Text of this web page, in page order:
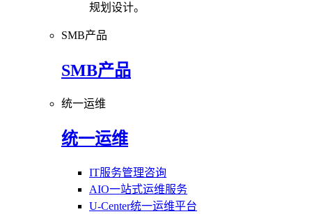
规划设计。
SMB产品
SMB产品
统一运维
统一运维
IT服务管理咨询
AIO一站式运维服务
U-Center统一运维平台